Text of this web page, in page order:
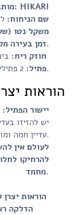
מותג: HIKARI
שם הניחוח:
משקל נטו
זמן בעירה
חוזק ריח:
פתיל:
הוראות
יישור הפתיל:
יש להזיזו
להרחיקו
הוראות יצרן
הדלקה